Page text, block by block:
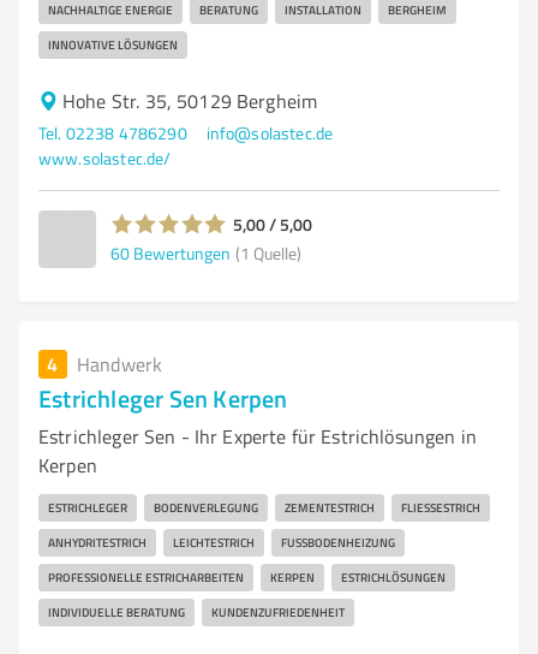
NACHHALTIGE ENERGIE BERATUNG INSTALLATION BERGHEIM
INNOVATIVE LÖSUNGEN
Hohe Str. 35, 50129 Bergheim
Tel. 02238 4786290
info@solastec.de
www.solastec.de/
5,00 / 5,00
60 Bewertungen (1 Quelle)
4 Handwerk
Estrichleger Sen Kerpen
Estrichleger Sen - Ihr Experte für Estrichlösungen in
Kerpen
ESTRICHLEGER BODENVERLEGUNG ZEMENTESTRICH FLIESSESTRICH
ANHYDRITESTRICH LEICHTESTRICH FUSSBODENHEIZUNG
PROFESSIONELLE ESTRICHARBEITEN KERPEN ESTRICHLÖSUNGEN
INDIVIDUELLE BERATUNG KUNDENZUFRIEDENHEIT